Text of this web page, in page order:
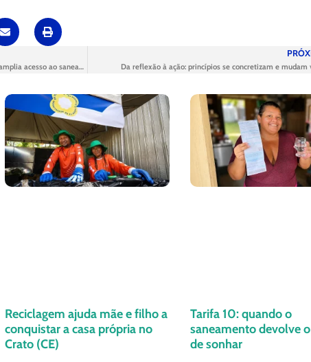
Afluentes fortalece laços com comunidade e amplia acesso ao saneamento Da reflexão à ação: princípios se concretizam e mudam
Reciclagem ajuda mãe e filho a
conquistar a casa própria no
Crato (CE)
Tarifa 10: quando o
saneamento devolve
de sonhar